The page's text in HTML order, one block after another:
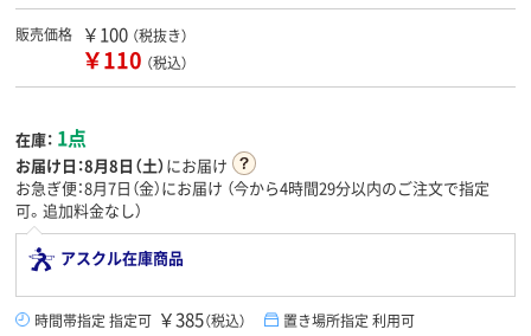
販売価格 ￥100 （税抜き）
￥110 （税込）
在庫： 1点
お届け日：8月8日（土）にお届け
お急ぎ便：8月7日（金）にお届け （今から4時間29分以内のご注文で指定
可。追加料金なし）
アスクル在庫商品
時間帯指定 指定可 ￥385（税込） 置き場所指定 利用可